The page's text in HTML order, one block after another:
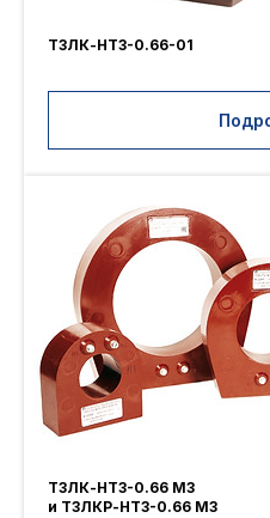
ТЗЛК-НТЗ-0.66-01
ТЗЛК-НТЗ-0.66 МЗ
и ТЗЛКР-НТЗ-0.66 МЗ